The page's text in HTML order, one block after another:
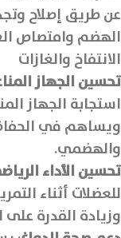
عن طريق إصلاح
الهضم وامتصاص
الانتفاخ والغازات
تحسين الجهاز
استجابة الجهاز
ويساهم في
والهضمي.
تحسين الأداء
للعضلات أثناء
وزيادة القدرة على